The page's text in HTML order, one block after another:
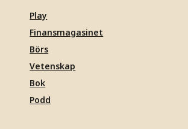
Play
Finansmagasinet
Börs
Vetenskap
Bok
Podd